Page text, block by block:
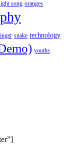
song oranges
snake technology
youths